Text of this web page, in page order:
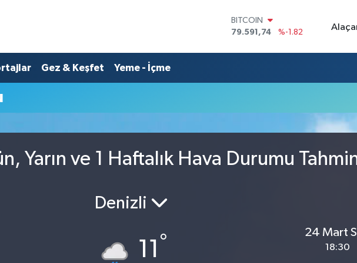
BITCOIN
79.591,74
%-1.82
14.598,00
Gez & Keşfet Yeme - İçme
Yarın ve 1 Haftalık Hava Durumu
Denizli
11 °
24 Mart
18:30